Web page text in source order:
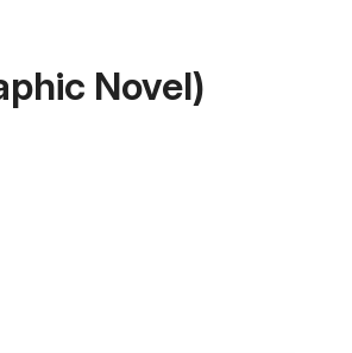
Novel)